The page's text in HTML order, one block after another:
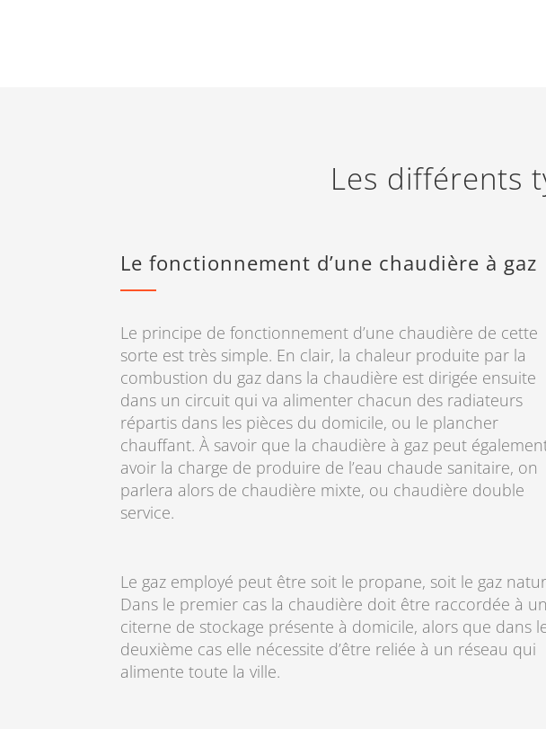
Les différents
Le fonctionnement d’une chaudière à gaz
Le principe de fonctionnement d’une chaudière de cette
sorte est très simple. En clair, la chaleur produite par la
combustion du gaz dans la chaudière est dirigée ensuite
dans un circuit qui va alimenter chacun des radiateurs
répartis dans les pièces du domicile, ou le plancher
chauffant. À savoir que la chaudière à gaz peut
avoir la charge de produire de l’eau chaude sanitaire, on
parlera alors de chaudière mixte, ou chaudière double
service.
Le gaz employé peut être soit le propane, soit le gaz
Dans le premier cas la chaudière doit être raccordée à
citerne de stockage présente à domicile, alors que dans
deuxième cas elle nécessite d’être reliée à un réseau qui
alimente toute la ville.